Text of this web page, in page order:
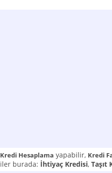
Kredi Hesaplama yapabilir, Kredi
burada: İhtiyaç Kredisi, Taşıt